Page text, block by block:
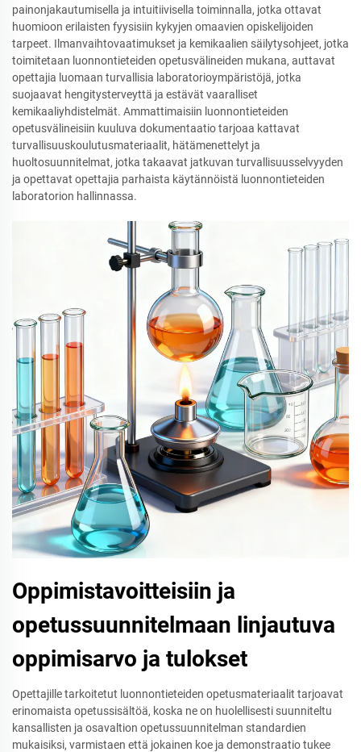
painonjakautumisella ja intuitiivisella toiminnalla, jotka ottavat
huomioon erilaisten fyysisiin kykyjen omaavien opiskelijoiden
tarpeet. Ilmanvaihtovaatimukset ja kemikaalien säilytysohjeet, jotka
toimitetaan luonnontieteiden opetusvälineiden mukana, auttavat
opettajia luomaan turvallisia laboratorioympäristöjä, jotka
suojaavat hengitysterveyttä ja estävät vaaralliset
kemikaaliyhdistelmät. Ammattimaisiin luonnontieteiden
opetusvälineisiin kuuluva dokumentaatio tarjoaa kattavat
turvallisuuskoulutusmateriaalit, hätämenettelyt ja
huoltosuunnitelmat, jotka takaavat jatkuvan turvallisuusselvyyden
ja opettavat opettajia parhaista käytännöistä luonnontieteiden
laboratorion hallinnassa.
Oppimistavoitteisiin ja
opetussuunnitelmaan linjautuva
oppimisarvo ja tulokset
Opettajille tarkoitetut luonnontieteiden opetusmateriaalit tarjoavat
erinomaista opetussisältöä, koska ne on huolellisesti suunniteltu
kansallisten ja osavaltion opetussuunnitelman standardien
mukaisiksi, varmistaen että jokainen koe ja demonstraatio tukee